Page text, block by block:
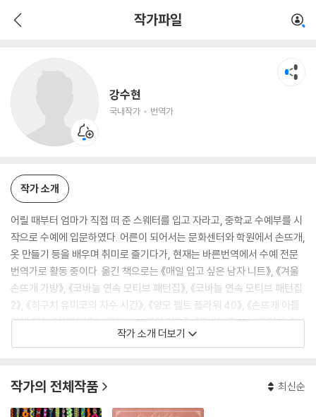
작가파일
강수현
국내작가 번역가
작가 소개
어릴 때부터 엄마가 직접 떠 준 스웨터를 입고 자라고, 중학교 수예부를 시
작으로 수예에 입문하였다. 어른이 되어서는 문화센터와 학원에서 손뜨개,
옷 만들기 등을 배우며 취미로 즐기다가, 현재는 바른번역에서 수예 전문
번역가로 활동 중이다. 옮긴 책으로는 《매일 입고 싶은 남자 니트》, 《겨울
손뜨개 가방》, 《코바늘 연속 모티브 패턴집》, 《코바늘 연속 모티브 패턴집
2》, 《히구치 유미코의 자수 시간》, 《양모 펠트 플라워 40》, 《손뜨개 아틀
리에 31》, 《쉽게 배우는 모티브 뜨기의 기초》, 《코바늘로 뜨는 우아한 손
작가 소개 더보기
작가의 전체작품 최신순